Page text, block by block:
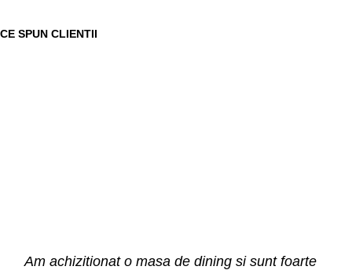
CE SPUN CLIENTII
Am achizitionat o masa de dining si sunt foarte